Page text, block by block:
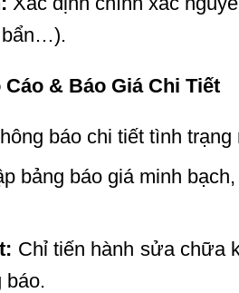
bẩn…).
& Báo Giá Chi Tiết
báo chi tiết tình
bảng báo giá minh
Chỉ tiến hành sửa chữa
báo.